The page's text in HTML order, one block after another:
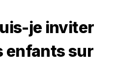
je inviter
enfants sur